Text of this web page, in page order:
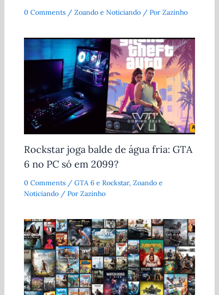
0 Comments / Zoando e Noticiando/ Por Zazinho
Rockstar joga balde de água fria: GTA
6 no PC só em 2099?
0 Comments / GTA 6 e Rockstar, Zoando e
Noticiando/ Por Zazinho